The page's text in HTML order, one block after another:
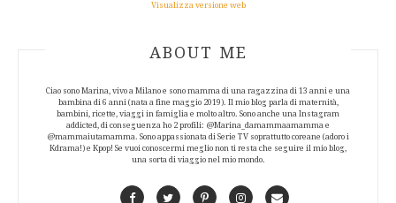
Visualizza versione web
ABOUT AUTHOR
ABOUT ME
Ciao sono Marina, vivo a Milano e sono mamma di una ragazzina di 13 anni e una
bambina di 6 anni (nata a fine maggio 2019). Il mio blog parla di maternità,
bambini, ricette, viaggi in famiglia e molto altro. Sono anche una Instagram
addicted, di conseguenza ho 2 profili: @Marina_damammaamamma e
@mammaiutamamma. Sono appassionata di Serie TV soprattutto coreane (adoro i
Kdrama!) e Kpop! Se vuoi conoscermi meglio non ti resta che seguire il mio blog,
una sorta di viaggio nel mio mondo.
FacebookTwitterPinterestInstagramContact